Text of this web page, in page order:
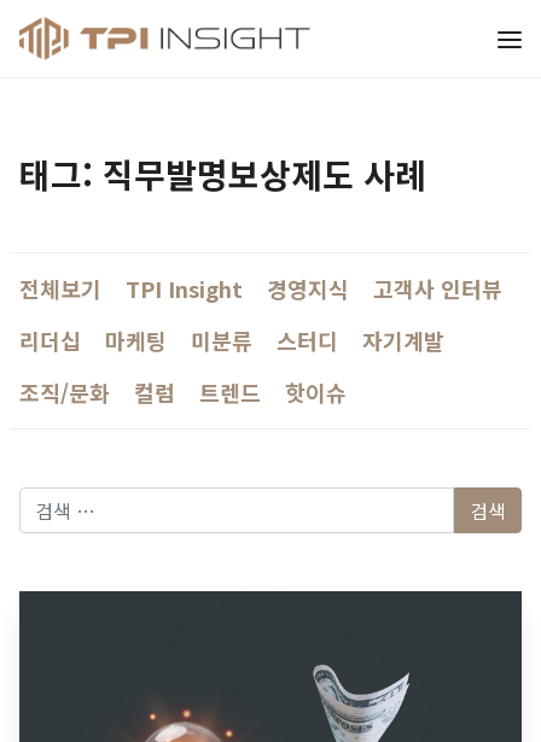
티피아이 인사이트
태그: 직무발명보상제도 사례
전체보기 TPI Insight 경영지식
고객사 인터뷰
리더십
마케팅 미분류 스터디
자기계발
조직/문화
컬럼 트렌드 핫이슈
다음 검색: